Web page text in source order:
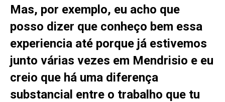
Mas, por exemplo, eu acho que
posso dizer que conheço bem essa
experiencia até porque já estivemos
junto várias vezes em Mendrisio e eu
creio que há uma diferença
substancial entre o trabalho que tu